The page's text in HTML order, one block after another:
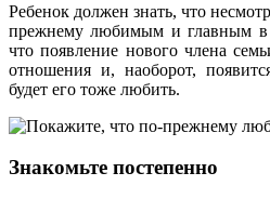
Ребенок должен знать, что
прежнему любимым и главным в
что появление нового члена
отношения и, наоборот,
будет его тоже любить.
Знакомьте постепенно